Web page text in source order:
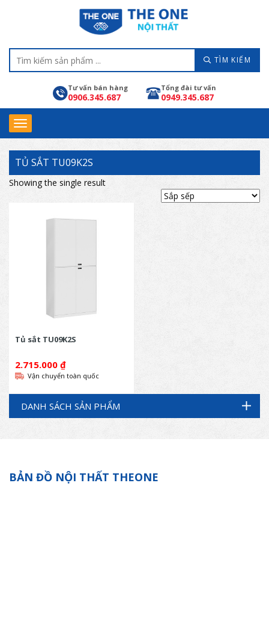
TÌM KIẾM
Tư vấn bán hàng
0906.345.687
Tổng đài tư vấn
0949.345.687
TỦ SẮT TU09K2S
Showing the single result
Tủ sắt TU09K2S
2.715.000 ₫
Vận chuyển toàn quốc
DANH SÁCH SẢN PHẨM
BẢN ĐỒ NỘI THẤT THEONE